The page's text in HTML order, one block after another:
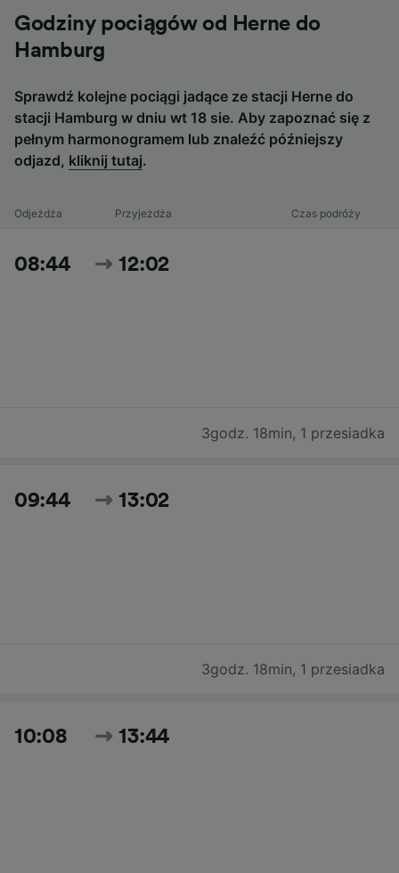
Godziny pociągów od Herne do
Hamburg
Sprawdź kolejne pociągi jadące ze stacji Herne do
stacji Hamburg w dniu wt 18 sie. Aby zapoznać się z
pełnym harmonogramem lub znaleźć późniejszy
odjazd, kliknij tutaj.
Odjeżdża Przyjeżdża Czas podróży
08:44 12:02
3godz. 18min, 1 przesiadka
09:44 13:02
3godz. 18min, 1 przesiadka
10:08 13:44